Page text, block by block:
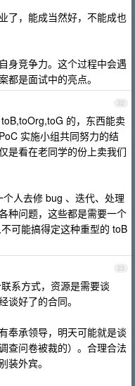
了，能成当然好，不能成也
身竞争力。这个过程中会遇
都是面试中的亮点。
22
的，东西能卖
实施小组共同努力的结
是看在老同学的份上卖我们
人去修 bug 、迭代、处理
种问题，这些都是需要一个
可能搞得定这种重型的 toB
23
系方式，资源是需要谈
谈好了的合同。
奉承领导，明天可能就是谈
查问卷被裁的）。合理合法
装外宾。